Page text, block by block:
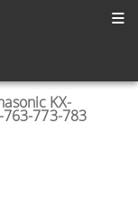
KX-
763-773-783